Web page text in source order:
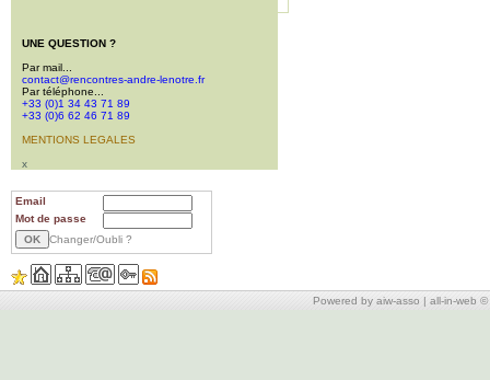
UNE QUESTION ?
Par mail...
contact@rencontres-andre-lenotre.fr
Par téléphone...
+33 (0)1 34 43 71 89
+33 (0)6 62 46 71 89
MENTIONS LEGALES
x
Email
Mot de passe
Changer/Oubli ?
Powered by aiw-asso | all-in-web